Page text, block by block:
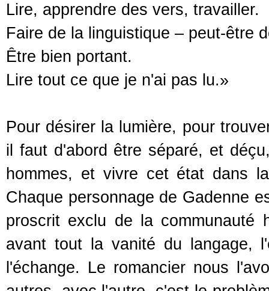
Lire, apprendre des vers, travailler.
Faire de la linguistique – peut-être
Être bien portant.
Lire tout ce que je n'ai pas lu.»
Pour désirer la lumière, pour
il faut d'abord être séparé, et
hommes, et vivre cet état dans
Chaque personnage de Gadenne
proscrit exclu de la communauté
avant tout la vanité du langage,
l'échange. Le romancier nous